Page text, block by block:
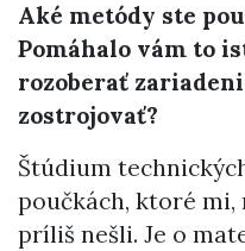
Aké metódy ste
Pomáhalo vám to
rozoberať
zostrojovať?
Štúdium
poučkách, ktoré
príliš nešli. Je o